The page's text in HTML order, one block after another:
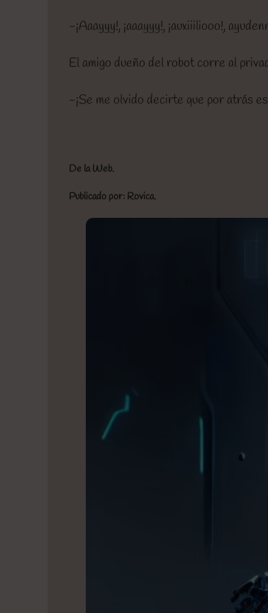
-¡Aaayyy!, ¡aaayyy!, ¡auxiiiliooo!,
El amigo dueño del robot corre al
-¡Se me olvido decirte que por atrás
De la Web.
Publicado por: Rovica.